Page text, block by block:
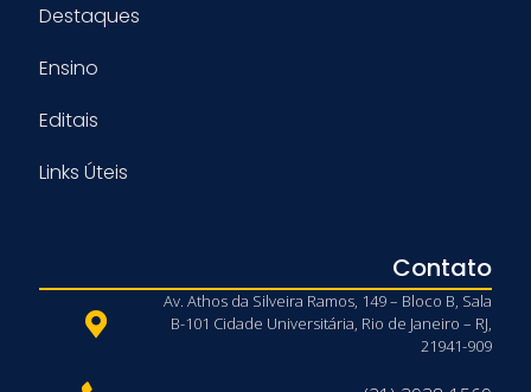
Destaques
Ensino
Editais
Links Úteis
Contato
Av. Athos da Silveira Ramos, 149 – Bloco B, Sala
B-101 Cidade Universitária, Rio de Janeiro – RJ,
21941-909